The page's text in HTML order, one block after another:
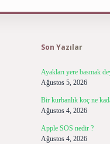
Son Yazılar
Ayakları yere basmak
Ağustos 5, 2026
Bir kurbanlık koç ne
Ağustos 4, 2026
Apple SOS nedir ?
Ağustos 4, 2026